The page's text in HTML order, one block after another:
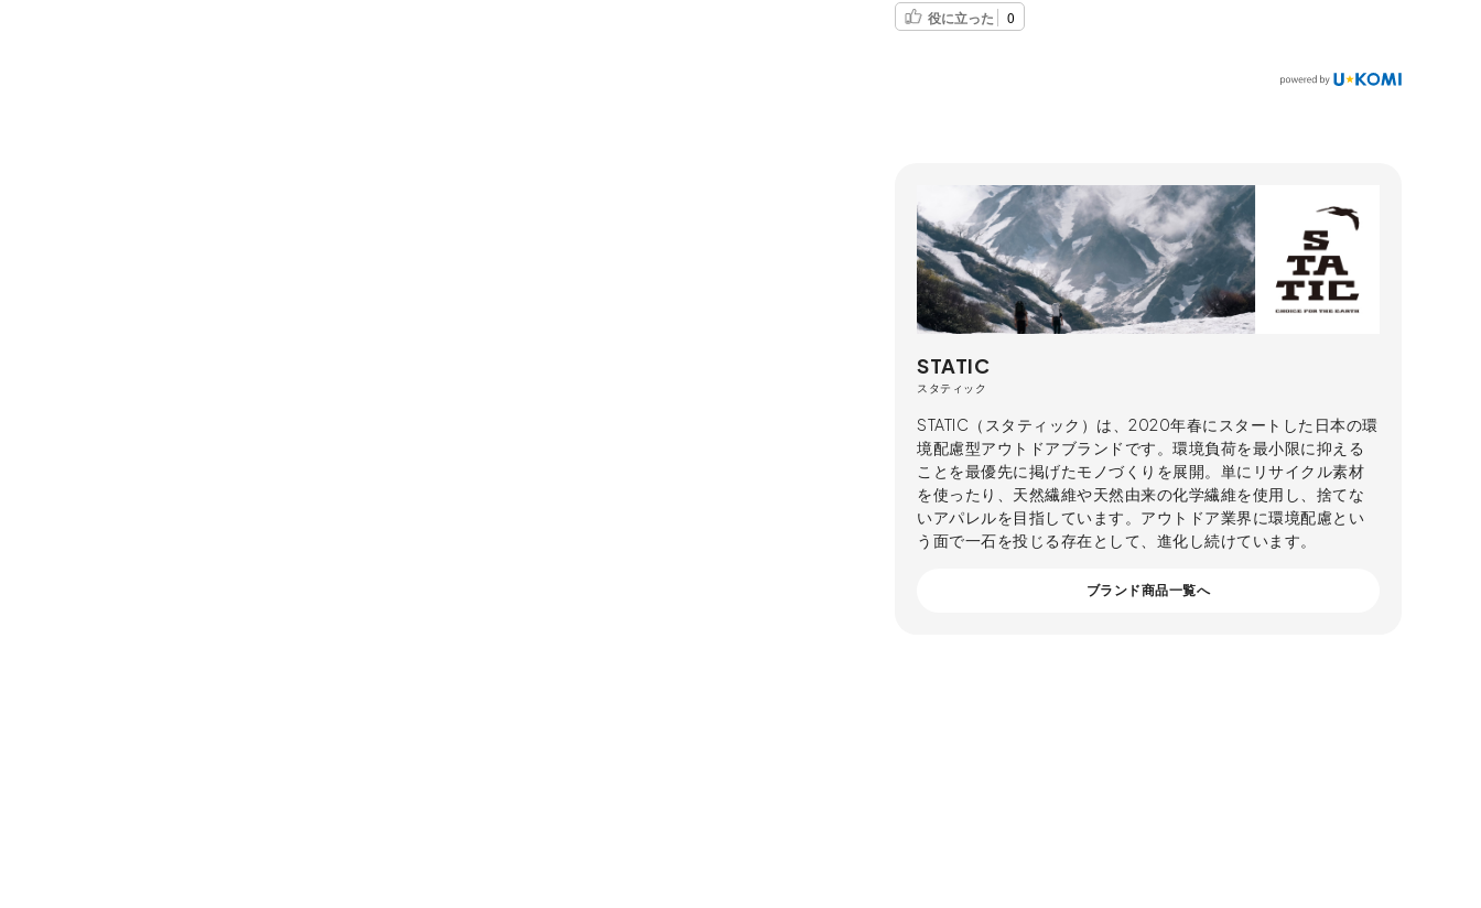
役に立った 0
STATIC
スタティック
STATIC（スタティック）は、2020年春にスタートした日本の環
境配慮型アウトドアブランドです。環境負荷を最小限に抑える
ことを最優先に掲げたモノづくりを展開。単にリサイクル素材
を使ったり、天然繊維や天然由来の化学繊維を使用し、捨てな
いアパレルを目指しています。アウトドア業界に環境配慮とい
う面で一石を投じる存在として、進化し続けています。
ブランド商品一覧へ